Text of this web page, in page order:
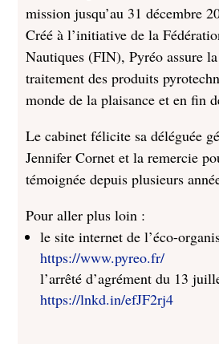
mission jusqu’au 31 décembre
Créé à l’initiative de la
Nautiques (FIN), Pyréo assure
traitement des produits
monde de la plaisance et en fin
Le cabinet félicite sa déléguée
Jennifer Cornet et la remercie
témoignée depuis plusieurs
Pour aller plus loin :
le site internet de l’éco-
https://www.pyreo.fr/
l’arrêté d’agrément du 13
https://lnkd.in/efJF2rj4